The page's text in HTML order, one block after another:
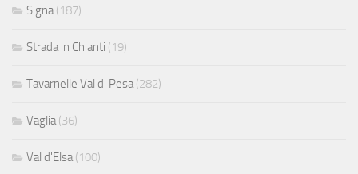
Signa(187)
Strada in Chianti (19)
Tavarnelle Val di Pesa(282)
Vaglia(36)
Val d'Elsa(100)